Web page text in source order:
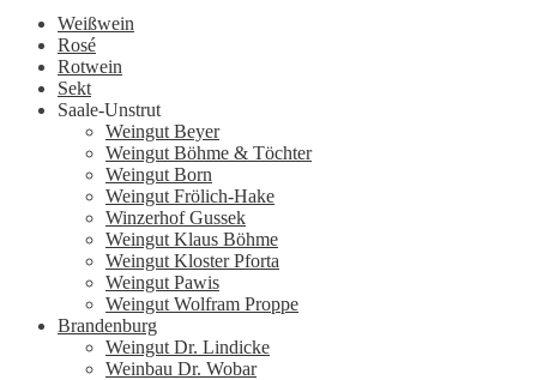
Weißwein
Rosé
Rotwein
Sekt
Saale-Unstrut
Weingut Beyer
Weingut Böhme & Töchter
Weingut Born
Weingut Frölich-Hake
Winzerhof Gussek
Weingut Klaus Böhme
Weingut Kloster Pforta
Weingut Pawis
Weingut Wolfram Proppe
Brandenburg
Weingut Dr. Lindicke
Weinbau Dr. Wobar